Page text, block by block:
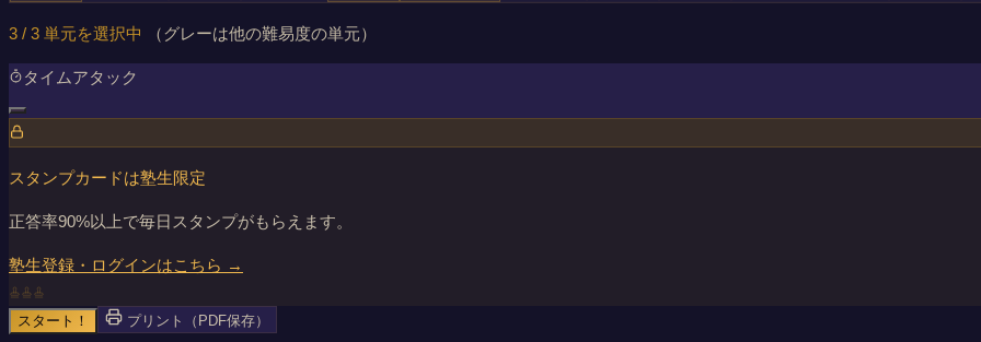
3 / 3 単元を選択中 （グレーは他の難易度の単元）
タイムアタック
スタンプカードは塾生限定
正答率90%以上で毎日スタンプがもらえます。
塾生登録・ログインはこちら →
スタート！ プリント（PDF保存）